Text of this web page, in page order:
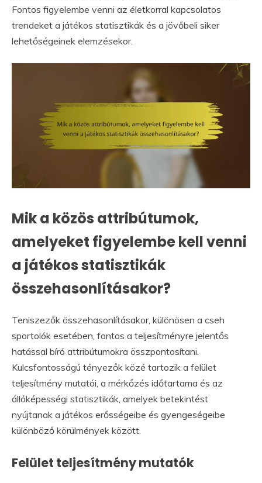
Fontos figyelembe venni az életkorral kapcsolatos
trendeket a játékos statisztikák és a jövőbeli siker
lehetőségeinek elemzésekor.
Mik a közös attribútumok,
amelyeket figyelembe kell venni
a játékos statisztikák
összehasonlításakor?
Teniszezők összehasonlításakor, különösen a cseh
sportolók esetében, fontos a teljesítményre jelentős
hatással bíró attribútumokra összpontosítani.
Kulcsfontosságú tényezők közé tartozik a felület
teljesítmény mutatói, a mérkőzés időtartama és az
állóképességi statisztikák, amelyek betekintést
nyújtanak a játékos erősségeibe és gyengeségeibe
különböző körülmények között.
Felület teljesítmény mutatók